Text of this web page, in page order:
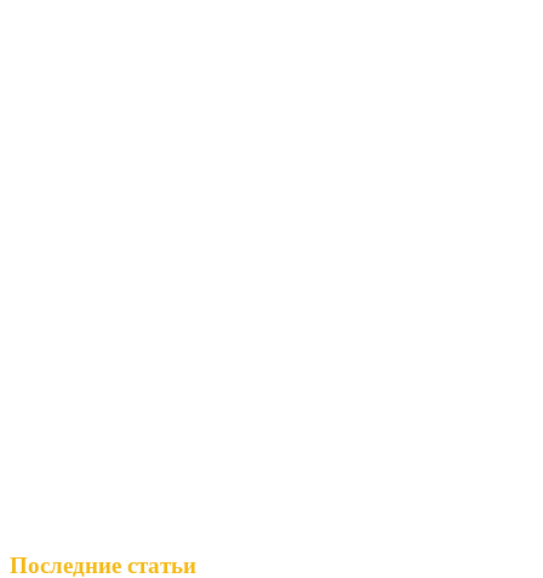
Последние статьи